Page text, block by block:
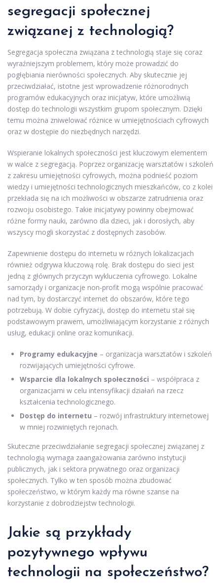
segregacji społecznej
związanej z technologią?
Segregacja społeczna związana z technologią staje się coraz
wyraźniejszym problemem, który może prowadzić do
pogłębiania nierówności społecznych. Aby skutecznie jej
przeciwdziałać, istotne jest wprowadzenie różnorodnych
programów edukacyjnych oraz inicjatyw, które umożliwią
dostęp do technologii wszystkim grupom społecznym. Dzięki
temu można zniwelować różnice w umiejętnościach cyfrowych
oraz w dostępie do niezbędnych narzędzi.
Wspieranie lokalnych społeczności jest kluczowym elementem
w walce z segregacją. Poprzez organizację warsztatów i szkoleń
z zakresu umiejętności cyfrowych, można podnieść poziom
wiedzy i umiejętności technologicznych mieszkańców, co z kolei
przekłada się na ich możliwości w obszarze zatrudnienia oraz
rozwoju osobistego. Takie inicjatywy powinny obejmować
różne formy nauki, zarówno dla dzieci, jak i dorosłych, aby
wszyscy mogli skorzystać z dostępnych zasobów.
Zapewnienie dostępu do internetu w różnych lokalizacjach
również odgrywa kluczową rolę. Brak dostępu do sieci jest
jedną z głównych przyczyn wykluczenia cyfrowego. Lokalne
samorządy i organizacje non-profit mogą wspólnie pracować
nad tym, by dostarczyć internet do obszarów, które tego
potrzebują. W dobie cyfryzacji, dostęp do internetu stał się
podstawowym prawem, umożliwiającym korzystanie z różnych
usług, edukacji online oraz komunikacji.
Programy edukacyjne – organizacja warsztatów i szkoleń
rozwijających umiejętności cyfrowe.
Wsparcie dla lokalnych społeczności – współpraca z
organizacjami w celu intensyfikacji działań na rzecz
kształcenia technologicznego.
Dostęp do internetu – rozwój infrastruktury internetowej
w mniej rozwiniętych rejonach.
Skuteczne przeciwdziałanie segregacji społecznej związanej z
technologią wymaga zaangażowania zarówno instytucji
publicznych, jak i sektora prywatnego oraz organizacji
społecznych. Tylko w ten sposób można zbudować
społeczeństwo, w którym każdy ma równe szanse na
korzystanie z dobrodziejstw technologii.
Jakie są przykłady
pozytywnego wpływu
technologii na społeczeństwo?